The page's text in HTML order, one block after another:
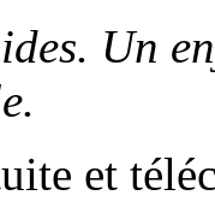
Un
et